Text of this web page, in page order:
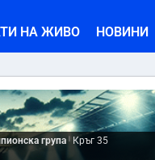
НА ЖИВО НОВИНИ
група
Кръг 35